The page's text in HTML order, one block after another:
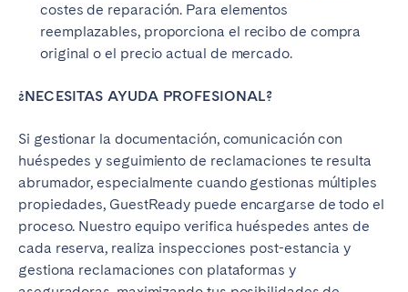
costes de reparación. Para elementos
reemplazables, proporciona el recibo de compra
original o el precio actual de mercado.
¿NECESITAS AYUDA PROFESIONAL?
Si gestionar la documentación, comunicación con
huéspedes y seguimiento de reclamaciones te resulta
abrumador, especialmente cuando gestionas múltiples
propiedades, GuestReady puede encargarse de todo el
proceso. Nuestro equipo verifica huéspedes antes de
cada reserva, realiza inspecciones post-estancia y
gestiona reclamaciones con plataformas y